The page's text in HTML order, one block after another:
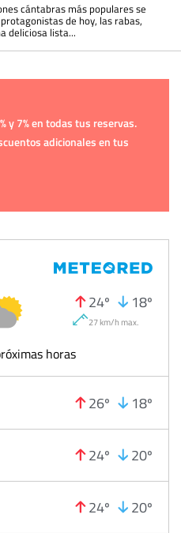
cántabras más populares se
de hoy, las rabas,
deliciosa lista...
y 7% en todas tus reservas.
adicionales en tus
24º 18º
27 km/h max.
horas
26º 18º
24º 20º
24º 20º